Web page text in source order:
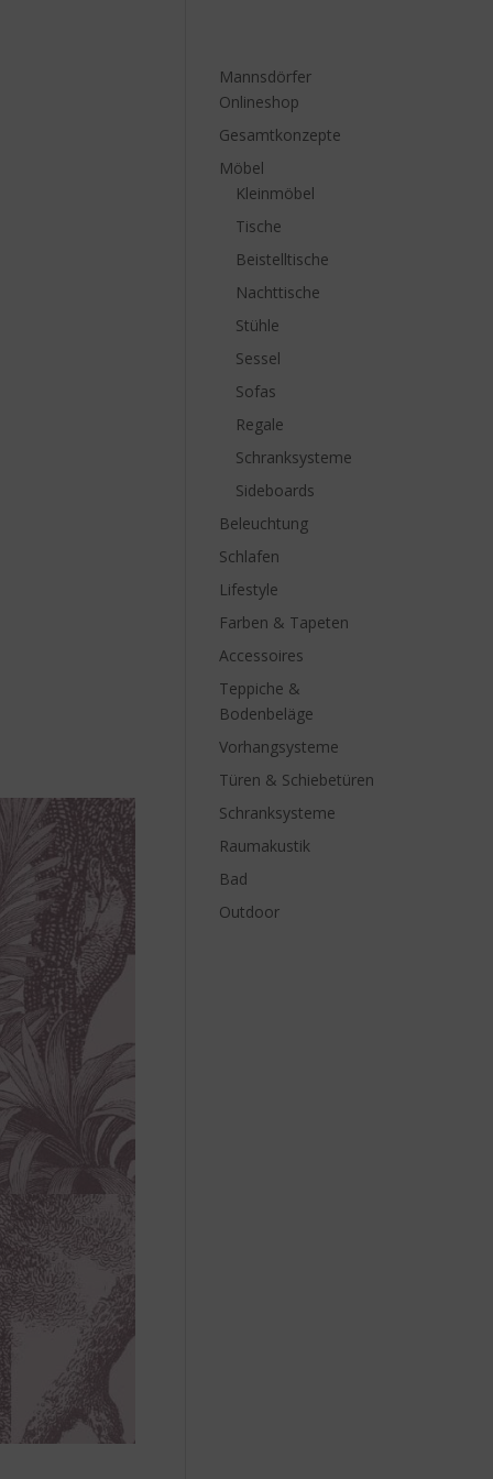
Mannsdörfer
Onlineshop
Gesamtkonzepte
Möbel
Kleinmöbel
Tische
Beistelltische
Nachttische
Stühle
Sessel
Sofas
Regale
Schranksysteme
Sideboards
Beleuchtung
Schlafen
Lifestyle
Farben & Tapeten
Accessoires
Teppiche &
Bodenbeläge
Vorhangsysteme
Türen & Schiebetüren
Schranksysteme
Raumakustik
Bad
Outdoor